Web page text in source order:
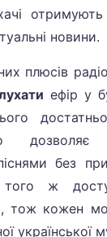
новини.
плюсів
ефір у
без
ж
тож кожен
української